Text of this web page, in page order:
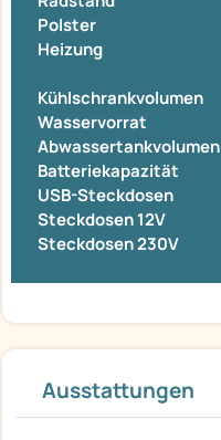
Polster
Heizung
Kühlschrankvolumen
Wasservorrat
Abwassertankvolumen
Batteriekapazität
USB-Steckdosen
Steckdosen 12V
Steckdosen 230V
Ausstattungen